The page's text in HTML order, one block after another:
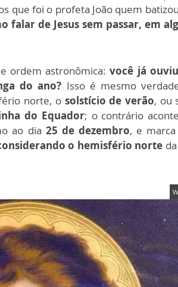
que foi o profeta João quem
falar de Jesus sem passar, em
ordem astronômica: você já
do ano? Isso é mesmo
norte, o solstício de verão, ou
do Equador; o contrário
ao dia 25 de dezembro, e marca
o hemisfério norte